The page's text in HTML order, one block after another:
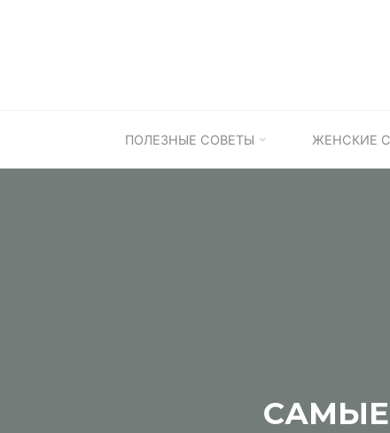
ПОЛЕЗНЫЕ СОВЕТЫ ЖЕНСКИЕ
САМЫЕ